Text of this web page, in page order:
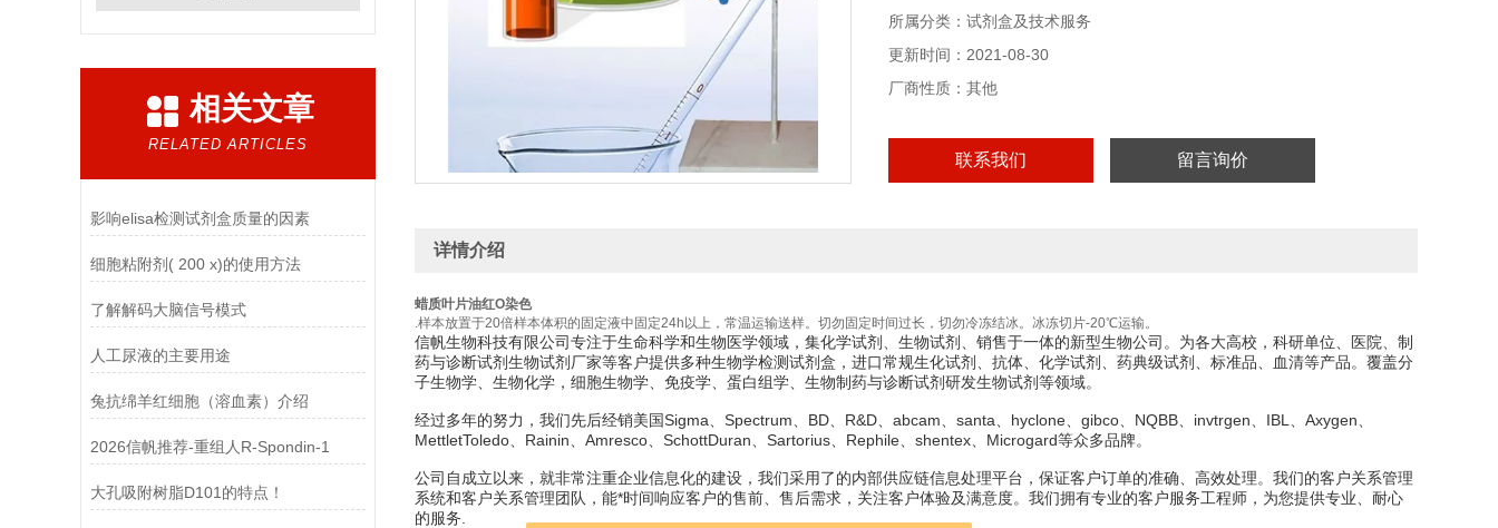
相关文章
RELATED ARTICLES
影响elisa检测试剂盒质量的因素
细胞粘附剂( 200 x)的使用方法
了解解码大脑信号模式
人工尿液的主要用途
兔抗绵羊红细胞（溶血素）介绍
2026信帆推荐-重组人R-Spondin-1
大孔吸附树脂D101的特点！
所属分类：试剂盒及技术服务
更新时间：2021-08-30
厂商性质：其他
联系我们 留言询价
详情介绍
蜡质叶片油红O染色
.样本放置于20倍样本体积的固定液中固定24h以上，常温运输送样。切勿固定时间过长，切勿冷冻结冰。冰冻切片-20℃运输。
信帆生物科技有限公司专注于生命科学和生物医学领域，集化学试剂、生物试剂、销售于一体的新型生物公司。为各大高校，科研单位、医院、制
药与诊断试剂生物试剂厂家等客户提供多种生物学检测试剂盒，进口常规生化试剂、抗体、化学试剂、药典级试剂、标准品、血清等产品。覆盖分
子生物学、生物化学，细胞生物学、免疫学、蛋白组学、生物制药与诊断试剂研发生物试剂等领域。
经过多年的努力，我们先后经销美国Sigma、Spectrum、BD、R&D、abcam、santa、hyclone、gibco、NQBB、invtrgen、IBL、Axygen、
MettletToledo、Rainin、Amresco、SchottDuran、Sartorius、Rephile、shentex、Microgard等众多品牌。
公司自成立以来，就非常注重企业信息化的建设，我们采用了的内部供应链信息处理平台，保证客户订单的准确、高效处理。我们的客户关系管理
系统和客户关系管理团队，能*时间响应客户的售前、售后需求，关注客户体验及满意度。我们拥有专业的客户服务工程师，为您提供专业、耐心
的服务.